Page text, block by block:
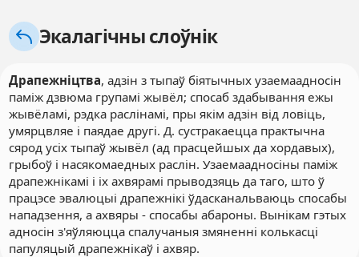
Экалагічны слоўнік
Драпежніцтва, адзін з тыпаў біятычных узаемаадносін
паміж дзвюма групамі жывёл; спосаб здабывання ежы
жывёламі, рэдка раслінамі, пры якім адзін від ловіць,
умярцвляе і паядае другі. Д. сустракаецца практычна
сярод усіх тыпаў жывёл (ад прасцейшых да хордавых),
грыбоў і насякомаедных раслін. Узаемаадносіны паміж
драпежнікамі і іх ахвярамі прыводзяць да таго, што ў
працэсе эвалюцыі драпежнікі ўдасканальваюць спосабы
нападзення, а ахвяры - спосабы абароны. Вынікам гэтых
адносін з'яўляюцца спалучаныя змяненні колькасці
папуляцый драпежнікаў і ахвяр.